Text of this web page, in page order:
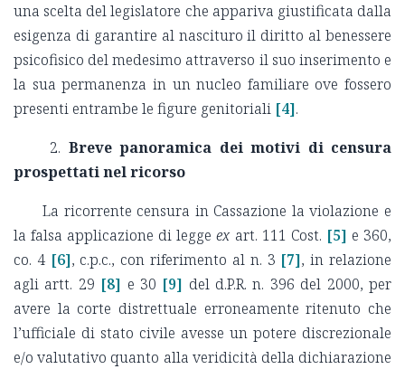
una scelta del legislatore che appariva giustificata dalla
esigenza di garantire al nascituro il diritto al benessere
psicofisico del medesimo attraverso il suo inserimento e
la sua permanenza in un nucleo familiare ove fossero
presenti entrambe le figure genitoriali [4].
2. Breve panoramica dei motivi di censura
prospettati nel ricorso
La ricorrente censura in Cassazione la violazione e
la falsa applicazione di leggeex art. 111 Cost. [5] e 360,
co. 4 [6], c.p.c., con riferimento al n. 3 [7], in relazione
agli artt. 29 [8] e 30 [9] del d.P.R. n. 396 del 2000, per
avere la corte distrettuale erroneamente ritenuto che
l’ufficiale di stato civile avesse un potere discrezionale
e/o valutativo quanto alla veridicità della dichiarazione